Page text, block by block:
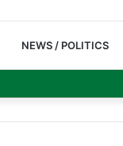
NEWS / POLITICS